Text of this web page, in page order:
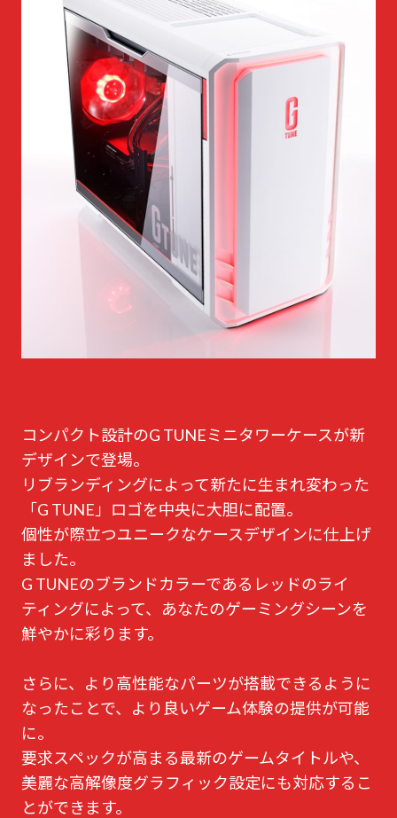
コンパクト設計のG TUNEミニタワーケースが新
デザインで登場。
リブランディングによって新たに生まれ変わった
「G TUNE」ロゴを中央に大胆に配置。
個性が際立つユニークなケースデザインに仕上げ
ました。
G TUNEのブランドカラーであるレッドのライ
ティングによって、あなたのゲーミングシーンを
鮮やかに彩ります。
さらに、より高性能なパーツが搭載できるように
なったことで、より良いゲーム体験の提供が可能
に。
要求スペックが高まる最新のゲームタイトルや、
美麗な高解像度グラフィック設定にも対応するこ
とができます。